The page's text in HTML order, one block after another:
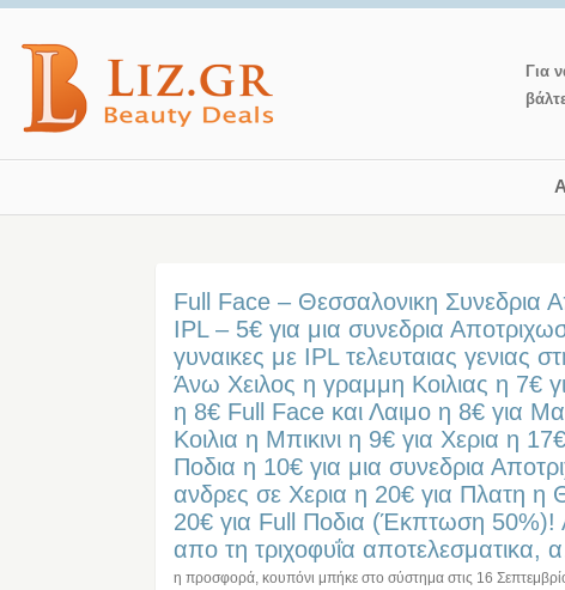
Για
Full Face – Θεσσαλονικη Συνεδρια
IPL – 5€ για μια συνεδρια
γυναικες με IPL τελευταιας γενιας
Άνω Χειλος η γραμμη Κοιλιας η 7€
η 8€ Full Face και Λαιμο η 8€ για
Κοιλια η Μπικινι η 9€ για Χερια η 17€
Ποδια η 10€ για μια συνεδρια
ανδρες σε Χερια η 20€ για Πλατη
20€ για Full Ποδια (Έκπτωση 50%)!
απο τη τριχοφυΐα αποτελεσματικα,
η προσφορά, κουπόνι μπήκε στο σύστημα στις 16